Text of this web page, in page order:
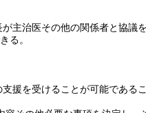
主治医その他の関係者と協議
る。
援を受けることが可能である